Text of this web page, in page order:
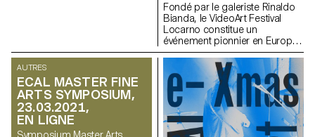
Fondé par le galeriste Rinaldo
Bianda, le VideoArt Festival
Locarno constitue un
événement pionnier en Europe
dans la présentation et la
théorisation de l’art vidéo.
AUTRES
ECAL MASTER FINE
ARTS SYMPOSIUM,
23.03.2021,
EN LIGNE